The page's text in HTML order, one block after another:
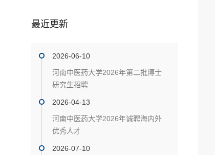
最近更新
2026-06-10
河南中医药大学2026年第二批博士
研究生招聘
2026-04-13
河南中医药大学2026年诚聘海内外
优秀人才
2026-07-10